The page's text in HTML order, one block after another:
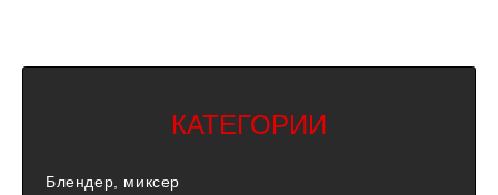
КАТЕГОРИИ
Блендер, миксер